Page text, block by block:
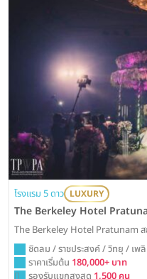
โรงแรม 5 ดาว LUXURY
The Berkeley Hotel
The Berkeley Hotel Pratunam
ชิดลม / ราชประสงค์ / วิทยุ / เพ
ราคาเริ่มต้น 180,000+ บาท
รองรับแขกสูงสุด 1,500 คน